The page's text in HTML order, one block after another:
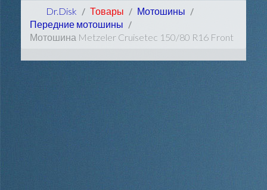
Dr.Disk Товары
Мотошины
Передние мотошины
Мотошина Metzeler Cruisetec 150/80 R16 Front